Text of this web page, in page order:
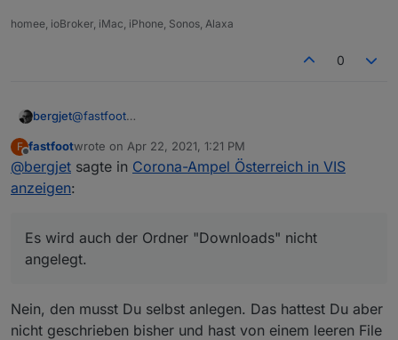
homee, ioBroker, iMac, iPhone, Sonos, Alaxa
0
bergjet@fastfoot
host.raspberrypi	2021-04-22 15:13:04.250
F
Offline
fastfootwrote on Apr 22, 2021, 1:21 PM
last edited by
@bergjet sagte in Corona-Ampel Österreich in VIS
anzeigen:
Es wird auch der Ordner "Downloads" nicht
angelegt.
Nein, den musst Du selbst anlegen. Das hattest Du aber
nicht geschrieben bisher und hast von einem leeren File